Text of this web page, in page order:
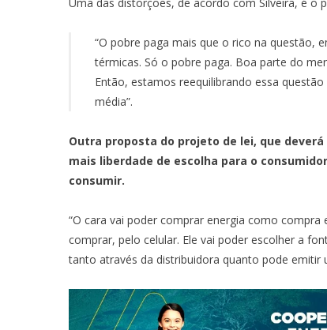
“O pobre paga mais que o rico na questão,
térmicas. Só o pobre paga. Boa parte do
Então, estamos reequilibrando essa
média”.
Outra proposta do projeto de lei, que
mais liberdade de escolha para o
consumir.
“O cara vai poder comprar energia como
comprar, pelo celular. Ele vai poder escolher a
tanto através da distribuidora quanto pode emitir